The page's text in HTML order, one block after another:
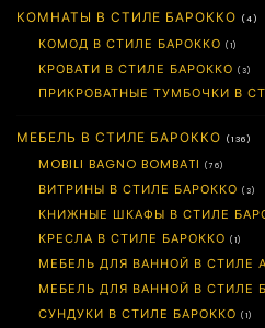
КОМНАТЫ В СТИЛЕ БАРОККО (4)
КОМОД В СТИЛЕ БАРОККО (1)
КРОВАТИ В СТИЛЕ БАРОККО (3)
ПРИКРОВАТНЫЕ ТУМБОЧКИ В
МЕБЕЛЬ В СТИЛЕ БАРОККО (136)
MOBILI BAGNO BOMBATI (76)
ВИТРИНЫ В СТИЛЕ БАРОККО (3)
КНИЖНЫЕ ШКАФЫ В СТИЛЕ
КРЕСЛА В СТИЛЕ БАРОККО (1)
МЕБЕЛЬ ДЛЯ ВАННОЙ В СТИЛЕ
МЕБЕЛЬ ДЛЯ ВАННОЙ В СТИЛЕ
СУНДУКИ В СТИЛЕ БАРОККО (1)